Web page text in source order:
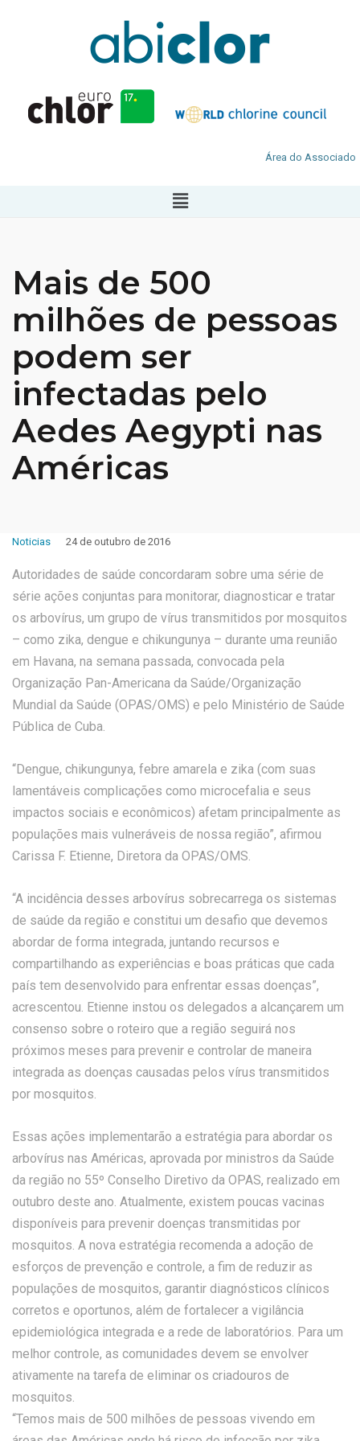
Área do Associado
Mais de 500
milhões de pessoas
podem ser
infectadas pelo
Aedes Aegypti nas
Américas
Noticias 24 de outubro de 2016
Autoridades de saúde concordaram sobre uma série de
série ações conjuntas para monitorar, diagnosticar e tratar
os arbovírus, um grupo de vírus transmitidos por mosquitos
– como zika, dengue e chikungunya – durante uma reunião
em Havana, na semana passada, convocada pela
Organização Pan-Americana da Saúde/Organização
Mundial da Saúde (OPAS/OMS) e pelo Ministério de Saúde
Pública de Cuba.
“Dengue, chikungunya, febre amarela e zika (com suas
lamentáveis complicações como microcefalia e seus
impactos sociais e econômicos) afetam principalmente as
populações mais vulneráveis de nossa região”, afirmou
Carissa F. Etienne, Diretora da OPAS/OMS.
“A incidência desses arbovírus sobrecarrega os sistemas
de saúde da região e constitui um desafio que devemos
abordar de forma integrada, juntando recursos e
compartilhando as experiências e boas práticas que cada
país tem desenvolvido para enfrentar essas doenças”,
acrescentou. Etienne instou os delegados a alcançarem um
consenso sobre o roteiro que a região seguirá nos
próximos meses para prevenir e controlar de maneira
integrada as doenças causadas pelos vírus transmitidos
por mosquitos.
Essas ações implementarão a estratégia para abordar os
arbovírus nas Américas, aprovada por ministros da Saúde
da região no 55º Conselho Diretivo da OPAS, realizado em
outubro deste ano. Atualmente, existem poucas vacinas
disponíveis para prevenir doenças transmitidas por
mosquitos. A nova estratégia recomenda a adoção de
esforços de prevenção e controle, a fim de reduzir as
populações de mosquitos, garantir diagnósticos clínicos
corretos e oportunos, além de fortalecer a vigilância
epidemiológica integrada e a rede de laboratórios. Para um
melhor controle, as comunidades devem se envolver
ativamente na tarefa de eliminar os criadouros de
mosquitos.
“Temos mais de 500 milhões de pessoas vivendo em